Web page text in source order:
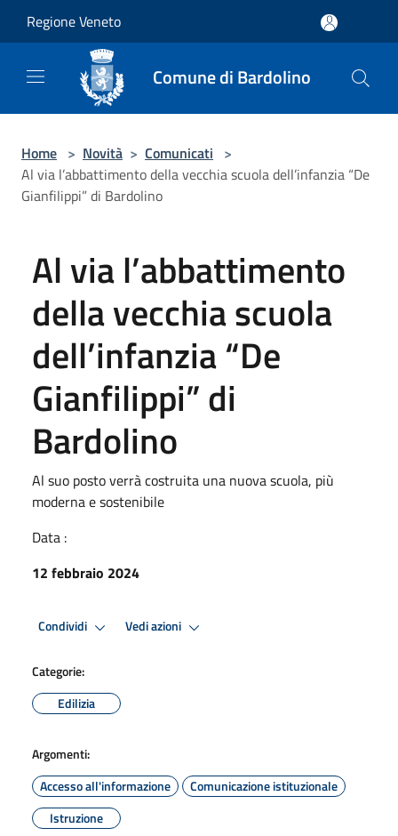
Regione Veneto
Comune di Bardolino
Home > Novità > Comunicati >
Al via l’abbattimento della vecchia scuola dell’infanzia “De
Gianfilippi” di Bardolino
Al via l’abbattimento
della vecchia scuola
dell’infanzia “De
Gianfilippi” di
Bardolino
Al suo posto verrà costruita una nuova scuola, più
moderna e sostenibile
Data :
12 febbraio 2024
Condividi Vedi azioni
Categorie:
Edilizia
Argomenti:
Accesso all'informazione
Comunicazione istituzionale
Istruzione